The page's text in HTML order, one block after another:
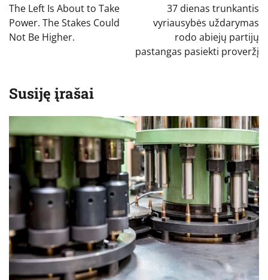
tarp
įrašų
The Left Is About to Take
Power. The Stakes Could
Not Be Higher.
37 dienas trunkantis
vyriausybės uždarymas
rodo abiejų partijų
pastangas pasiekti proveržį
Susiję įrašai